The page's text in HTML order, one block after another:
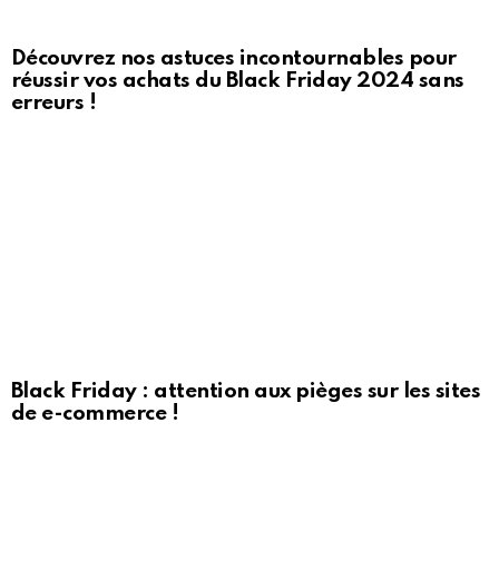
Découvrez nos astuces incontournables pour
réussir vos achats du Black Friday 2024 sans
erreurs !
Black Friday : attention aux pièges sur les sites
de e-commerce !